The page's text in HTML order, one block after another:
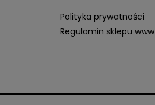
Polityka prywatności
Regulamin sklepu www